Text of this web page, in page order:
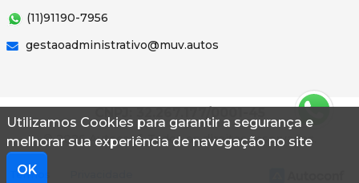
Utilizamos Cookies para garantir a segurança e
melhorar sua experiência de navegação no site
OK
(11)91190-7956
gestaoadministrativo@muv.autos
© 2026 Autoconf. Todos os direitos reservados.
Termos